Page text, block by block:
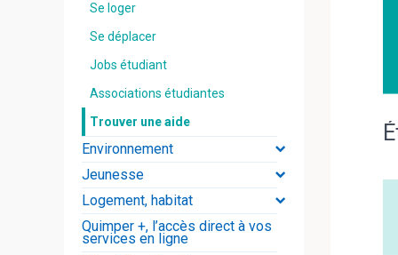
Se loger
Se déplacer
Jobs étudiant
Associations étudiantes
Trouver une aide
Environnement
Jeunesse
Logement, habitat
Quimper +, l’accès direct à vos
services en ligne